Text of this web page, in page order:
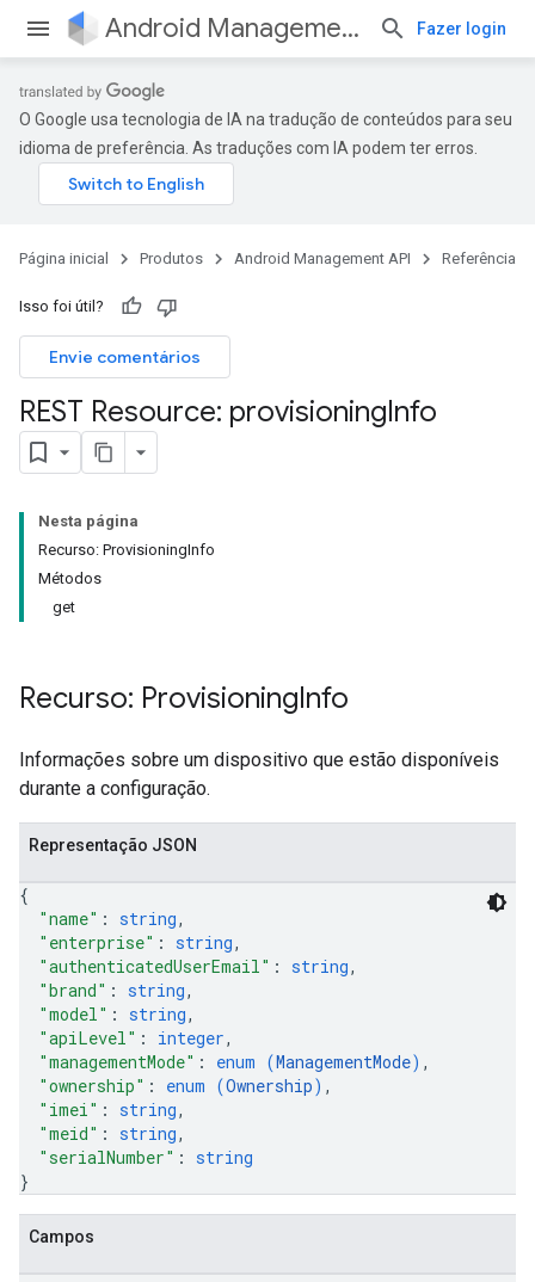
Android Management API Fazer login
O Google usa tecnologia de IA na tradução de conteúdos para seu
idioma de preferência. As traduções com IA podem ter erros.
Página inicial Produtos Android Management API Referência
Isso foi útil?
Envie comentários
REST Resource: provisioningInfo
Nesta página
Recurso: ProvisioningInfo
Métodos
get
Recurso: ProvisioningInfo
Informações sobre um dispositivo que estão disponíveis
durante a configuração.
Representação JSON
{
"name" : string,
"enterprise" : string,
"authenticatedUserEmail" : string,
"brand" : string,
"model" : string,
"apiLevel" : integer,
"managementMode" : enum (ManagementMode) ,
"ownership" : enum (Ownership) ,
"imei" : string,
"meid" : string,
"serialNumber" : string
}
Campos